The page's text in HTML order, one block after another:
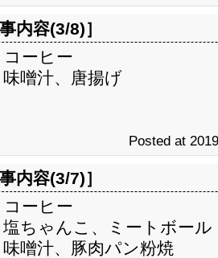
内容(3/8)］
ーヒー
噌汁、唐揚げ
Posted at
内容(3/7)］
ーヒー
ちゃんこ、ミートボール
噌汁、豚肉パン粉焼